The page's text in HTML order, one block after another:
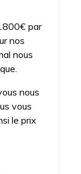
par
nos
nous
nous
vous
le prix